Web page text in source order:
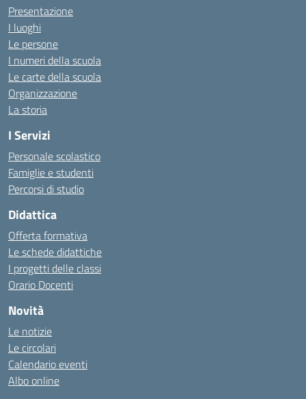
Presentazione
I luoghi
Le persone
I numeri della scuola
Le carte della scuola
Organizzazione
La storia
I Servizi
Personale scolastico
Famiglie e studenti
Percorsi di studio
Didattica
Offerta formativa
Le schede didattiche
I progetti delle classi
Orario Docenti
Novità
Le notizie
Le circolari
Calendario eventi
Albo online